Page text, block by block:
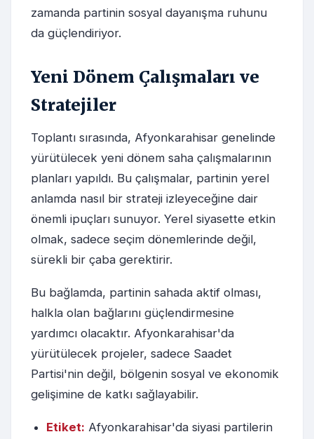
zamanda partinin sosyal dayanışma ruhunu
da güçlendiriyor.
Yeni Dönem Çalışmaları ve
Stratejiler
Toplantı sırasında, Afyonkarahisar genelinde
yürütülecek yeni dönem saha çalışmalarının
planları yapıldı. Bu çalışmalar, partinin yerel
anlamda nasıl bir strateji izleyeceğine dair
önemli ipuçları sunuyor. Yerel siyasette etkin
olmak, sadece seçim dönemlerinde değil,
sürekli bir çaba gerektirir.
Bu bağlamda, partinin sahada aktif olması,
halkla olan bağlarını güçlendirmesine
yardımcı olacaktır. Afyonkarahisar'da
yürütülecek projeler, sadece Saadet
Partisi'nin değil, bölgenin sosyal ve ekonomik
gelişimine de katkı sağlayabilir.
Etiket: Afyonkarahisar'da siyasi partilerin